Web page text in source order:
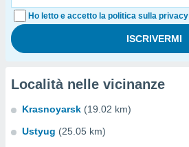
Ho letto e accetto la politica sulla privacy
Località nelle vicinanze
Krasnoyarsk (19.02 km)
Ustyug (25.05 km)